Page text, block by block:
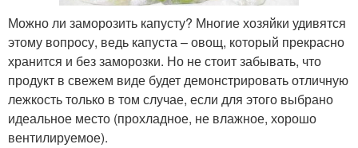
Можно ли заморозить капусту? Многие хозяйки удивятся
этому вопросу, ведь капуста – овощ, который прекрасно
хранится и без заморозки. Но не стоит забывать, что
продукт в свежем виде будет демонстрировать отличную
лежкость только в том случае, если для этого выбрано
идеальное место (прохладное, не влажное, хорошо
вентилируемое).